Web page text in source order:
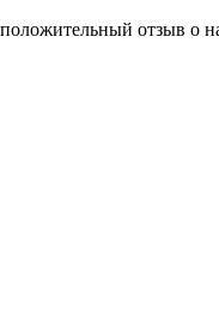
отзыв о